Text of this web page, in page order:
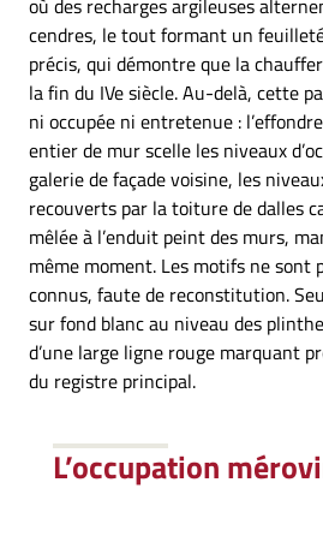
cendres, le tout formant un
précis, qui démontre que la
la fin du IVe siècle. Au-delà, cette
ni occupée ni entretenue :
entier de mur scelle les niveaux
galerie de façade voisine, les
recouverts par la toiture de dalles
mêlée à l’enduit peint des murs,
même moment. Les motifs ne sont
connus, faute de reconstitution.
sur fond blanc au niveau des
d’une large ligne rouge marquant
du registre principal.
L’occupation